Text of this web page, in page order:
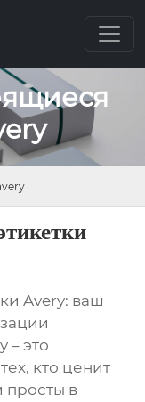
Avery: ваш
– это
кто ценит
просты в